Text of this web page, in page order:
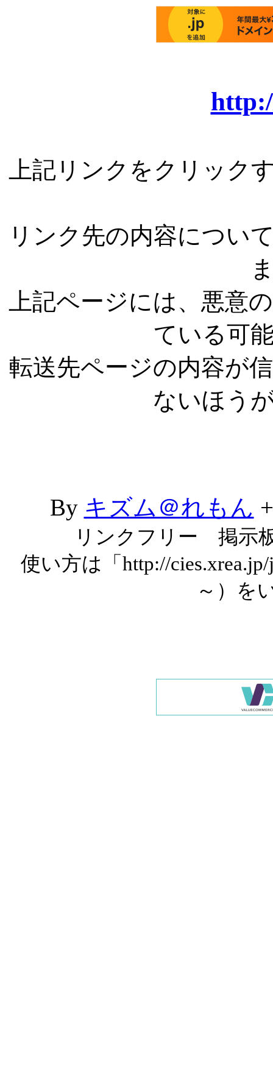
上記リンクをクリック
リンク先の内容につい
上記ページには、悪意
ている可
転送先ページの内容が
ないほう
By キズム＠れもん
リンクフリー 掲示
使い方は「http://
～）を